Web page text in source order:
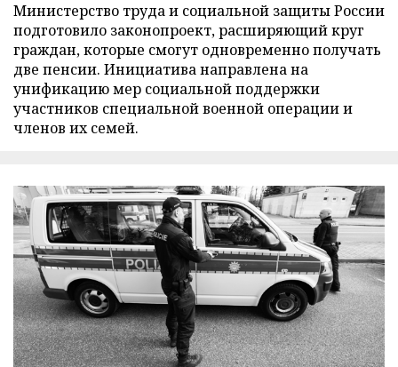
Министерство труда и социальной защиты России
подготовило законопроект, расширяющий круг
граждан, которые смогут одновременно получать
две пенсии. Инициатива направлена на
унификацию мер социальной поддержки
участников специальной военной операции и
членов их семей.